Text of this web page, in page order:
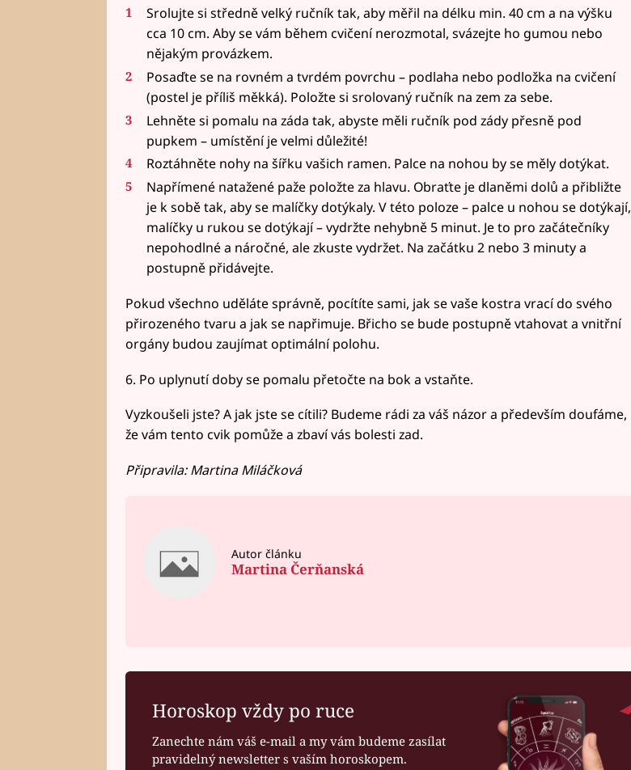
Srolujte si středně velký ručník tak, aby měřil na délku min. 40 cm a na výšku
cca 10 cm. Aby se vám během cvičení nerozmotal, svázejte ho gumou nebo
nějakým provázkem.
Posaďte se na rovném a tvrdém povrchu – podlaha nebo podložka na cvičení
(postel je příliš měkká). Položte si srolovaný ručník na zem za sebe.
Lehněte si pomalu na záda tak, abyste měli ručník pod zády přesně pod
pupkem – umístění je velmi důležité!
Roztáhněte nohy na šířku vašich ramen. Palce na nohou by se měly dotýkat.
Napřímené natažené paže položte za hlavu. Obraťte je dlaněmi dolů a přibližte
je k sobě tak, aby se malíčky dotýkaly. V této poloze – palce u nohou se dotýkají,
malíčky u rukou se dotýkají – vydržte nehybně 5 minut. Je to pro začátečníky
nepohodlné a náročné, ale zkuste vydržet. Na začátku 2 nebo 3 minuty a
postupně přidávejte.
Pokud všechno uděláte správně, pocítíte sami, jak se vaše kostra vrací do svého
přirozeného tvaru a jak se napřimuje. Břicho se bude postupně vtahovat a vnitřní
orgány budou zaujímat optimální polohu.
6. Po uplynutí doby se pomalu přetočte na bok a vstaňte.
Vyzkoušeli jste? A jak jste se cítili? Budeme rádi za váš názor a především doufáme,
že vám tento cvik pomůže a zbaví vás bolesti zad.
Připravila: Martina Miláčková
Autor článku
Martina Čerňanská
Horoskop vždy po ruce
Zanechte nám váš e-mail a my vám budeme zasílat
pravidelný newsletter s vaším horoskopem.